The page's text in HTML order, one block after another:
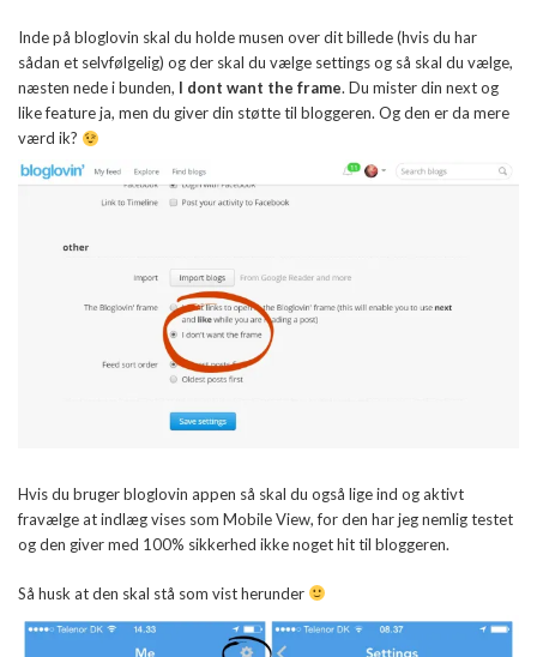
Inde på bloglovin skal du holde musen over dit billede (hvis du har
sådan et selvfølgelig) og der skal du vælge settings og så skal du vælge,
næsten nede i bunden, I dont want the frame. Du mister din next og
like feature ja, men du giver din støtte til bloggeren. Og den er da mere
værd ik?
Hvis du bruger bloglovin appen så skal du også lige ind og aktivt
fravælge at indlæg vises som Mobile View, for den har jeg nemlig testet
og den giver med 100% sikkerhed ikke noget hit til bloggeren.
Så husk at den skal stå som vist herunder